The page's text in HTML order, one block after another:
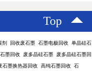
Top
剂 回收废石墨 石墨电极回收 单晶硅石
墨回收 废多晶硅石墨 废多晶硅石墨回
墨换热器回收 高纯石墨回收 石